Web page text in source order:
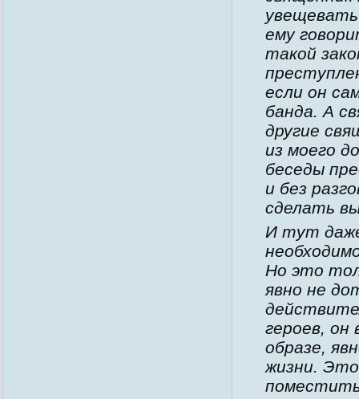
ему
такой
если он
банда. А
другие
из моего
беседы
и без
сделать
И тут
Но это
явно не
героев, он
образе,
жизни.
поместить